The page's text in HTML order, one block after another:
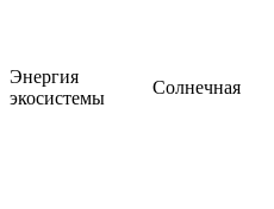
Энергия
экосистемы
Солнечная